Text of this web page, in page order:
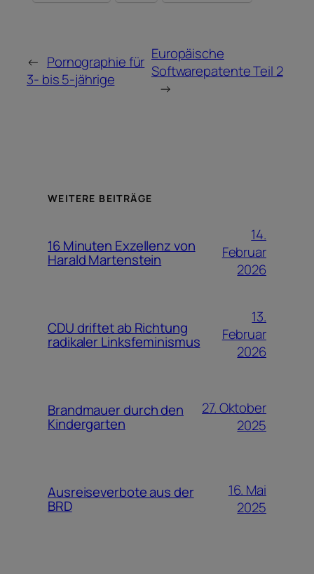
← Pornographie für
3- bis 5-jährige
Europäische
Softwarepatente Teil 2
→
WEITERE BEITRÄGE
16 Minuten Exzellenz von
Harald Martenstein
14.
Februar
2026
CDU driftet ab Richtung
radikaler Linksfeminismus
13.
Februar
2026
Brandmauer durch den
Kindergarten
27. Oktober
2025
Ausreiseverbote aus der
BRD
16. Mai
2025